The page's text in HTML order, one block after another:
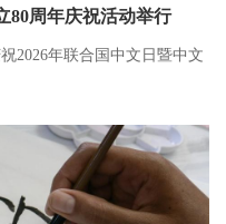
80周年庆祝活动举行
2026年联合国中文日暨中文